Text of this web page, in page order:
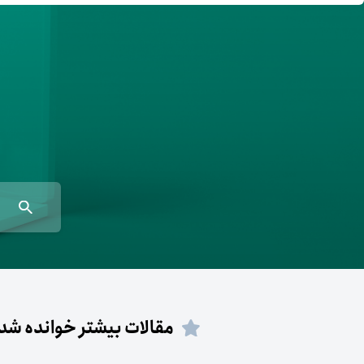
مقالات بیشتر خوانده